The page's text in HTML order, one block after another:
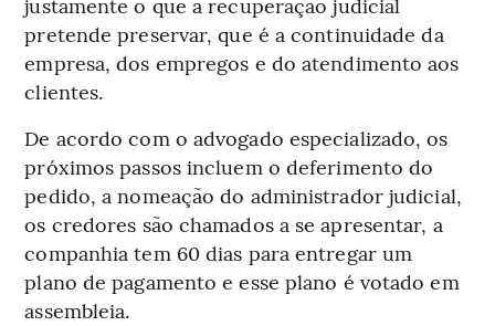
pretende preservar, que é a continuidade da
empresa, dos empregos e do atendimento aos
clientes.
De acordo com o advogado especializado, os
próximos passos incluem o deferimento do
pedido, a nomeação do administrador judicial,
os credores são chamados a se apresentar, a
companhia tem 60 dias para entregar um
plano de pagamento e esse plano é votado em
assembleia.